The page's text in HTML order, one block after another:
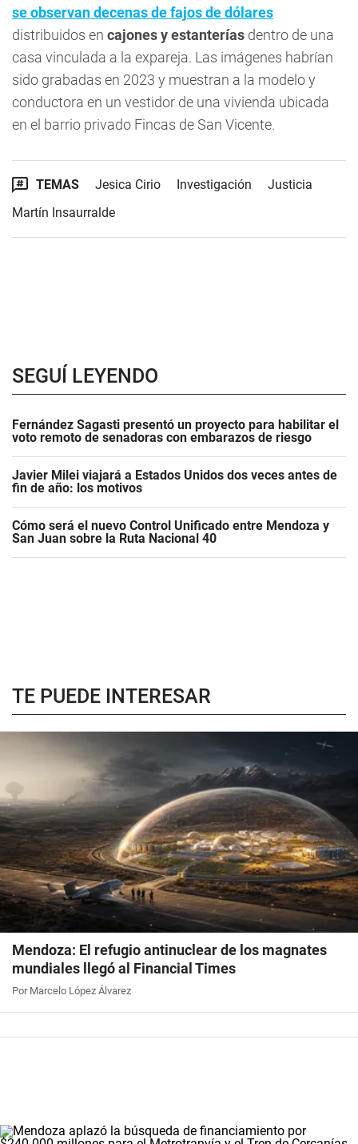
se observan decenas de fajos de dólares
distribuidos en cajones y estanterías dentro de una
casa vinculada a la expareja. Las imágenes habrían
sido grabadas en 2023 y muestran a la modelo y
conductora en un vestidor de una vivienda ubicada
en el barrio privado Fincas de San Vicente.
TEMAS Jesica Cirio Investigación
Justicia
Martín Insaurralde
SEGUÍ LEYENDO
Fernández Sagasti presentó un proyecto para habilitar el
voto remoto de senadoras con embarazos de riesgo
Javier Milei viajará a Estados Unidos dos veces antes de
fin de año: los motivos
Cómo será el nuevo Control Unificado entre Mendoza y
San Juan sobre la Ruta Nacional 40
TE PUEDE INTERESAR
Mendoza: El refugio antinuclear de los magnates
mundiales llegó al Financial Times
Por Marcelo López Álvarez